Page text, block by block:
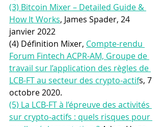
(3) Bitcoin Mixer – Detailed Guide &
How It Works, James Spader, 24
janvier 2022
(4) Définition Mixer, Compte-rendu
Forum Fintech ACPR-AM, Groupe de
travail sur l’application des règles de
LCB-FT au secteur des crypto-actifs, 7
octobre 2020.
(5) La LCB-FT à l’épreuve des activités
sur crypto-actifs : quels risques pour